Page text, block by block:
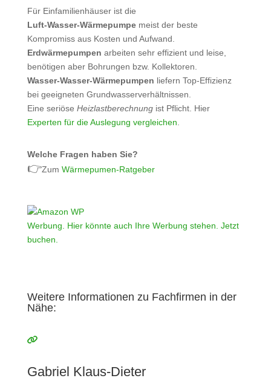
Für Einfamilienhäuser ist die
Luft‑Wasser‑Wärmepumpemeist der beste
Kompromiss aus Kosten und Aufwand.
Erdwärmepumpen arbeiten sehr effizient und leise,
benötigen aber Bohrungen bzw. Kollektoren.
Wasser‑Wasser‑Wärmepumpen liefern Top‑Effizienz
bei geeigneten Grundwasserverhältnissen.
Eine seriöse Heizlastberechnungist Pflicht. Hier
Experten für die Auslegung vergleichen.
Welche Fragen haben Sie?
👉Zum Wärmepumen-Ratgeber
Werbung. Hier könnte auch Ihre Werbung stehen. Jetzt
buchen.
Weitere Informationen zu Fachfirmen in der
Nähe:
Gabriel Klaus-Dieter